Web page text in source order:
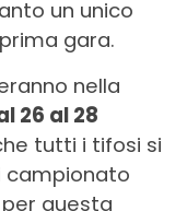
un unico
gara.
nella
26 al 28
tutti i tifosi si
campionato
questa